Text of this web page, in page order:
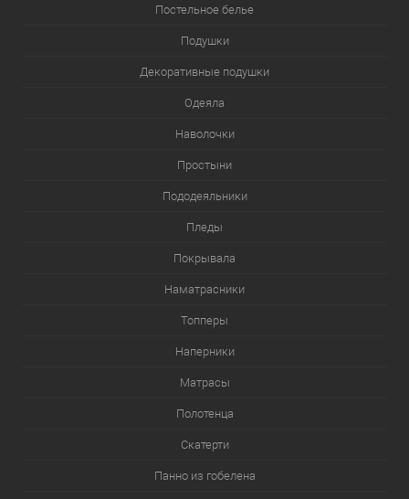
Постельное белье
Подушки
Декоративные подушки
Одеяла
Наволочки
Простыни
Пододеяльники
Пледы
Покрывала
Наматрасники
Топперы
Наперники
Матрасы
Полотенца
Скатерти
Панно из гобелена